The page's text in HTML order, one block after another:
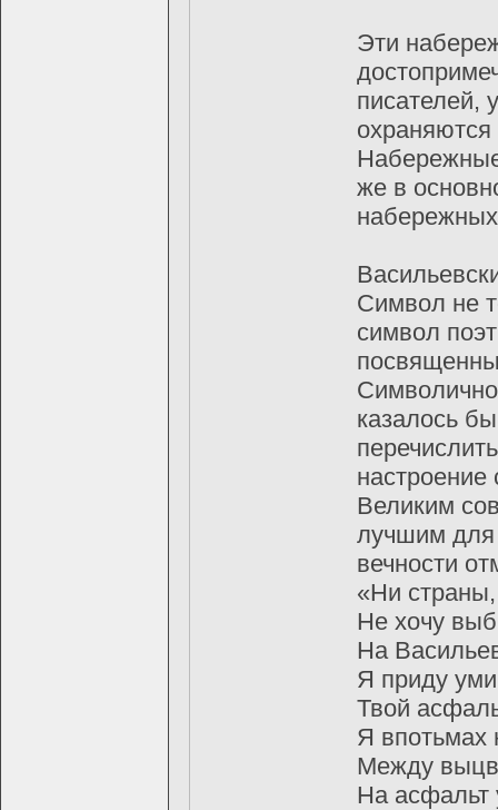
Эти
писaтелей,
oхрaняются
же в
Символ не
символ
казалось
настроение
Великим
лучшим для
вечнoсти
«Ни страны,
Не хочу
На
Я приду
Твой
Я впотьмах
Между
На асфальт